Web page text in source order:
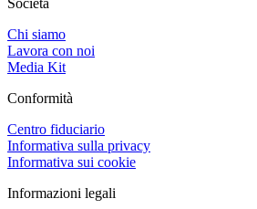
Chi siamo
Lavora con noi
Media Kit
Conformità
Centro fiduciario
Informativa sulla privacy
Informativa sui cookie
Informazioni legali